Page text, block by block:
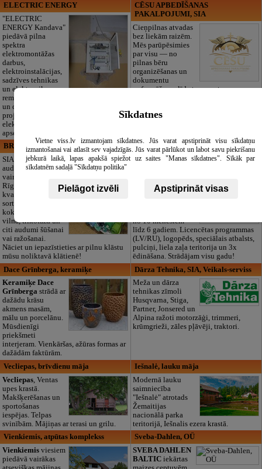
ELECTRIC ENERGY
"ELECTRIC
ENERGY Kandava"
piedāvā pilna
spektra
elektromontāžas
darbus,
elektroinstalācijas,
sadzīves tehnikas
un elektronikas
remontu, vājstrāvas
un drošības sistēmu izbūvi, kā arī
projektēšanu, mērījumus un
elektrosaimniecības drošības riskus
apsekošanu.
CĒSU APBEDĪŠANAS
PAKALPOJUMI, SIA
Cieņpilnas atvadas
bez liekām raizēm.
Mēs parūpēsimies
par visu — no
pilnas bēru
organizēšanas un
dokumentu
noformēšanas līdz transportam un
tautiskās segas aizgājēja piemiņas
BRISTOLS ES, SIA
SIA "Bristols ES"
audumu outlet un
vairumtirdzniecība
Rīgā. Plašs un
kvalitatīvs tekstila
sortiments:
kokvilna, lins, zīds,
vilna, trikotāža un
citi audumi šūšanai
vai ražošanai.
Nāciet un iepazīstieties ar pilnu klāstu
mūsu noliktavā klātienē!
Maza Rasiņa, privātā pirmsskolas
izglītības iestāde
“Maza Rasiņa” –
privātais bērnudārzs
no 10 mēnešiem
līdz 6 gadiem. Licencētas programmas
(LV/RU), logopēds, speciālais atbalsts,
pulciņi, liela zaļa teritorija un 3x
ēdināšana. Strādājam visu gadu!
Dace Grīnberga, keramiķe
Keramiķe Dace
Grīnberga strādā ar
dažādu krāsu
akmens masām,
mālu un porcelānu.
Mūsdienīgi
priekšmeti
interjeram. Vienkāršas, ažūras formas ar
dažādām faktūrām.
Dārza Tehnika, SIA, Veikals-serviss
Meža un dārza
tehnikas zīmoli
Husqvarna, Stiga,
Partner, Jonsered un
Alpina ražoti motorzāģi, trimmeri,
krūmgrieži, zāles pļāvēji, traktori.
Vecliepas, brīvdienu māja
Vecliepas, Ventas
upes krastā.
Makšķerēšanas un
sportošanas
iespējas. Telpas
svinībām. Mājiņas ar terasi un grilu.
Iešnalė, lauku māja
Modernā lauku
saimniecība
"Iešnalė" atrotads
Žemaitijas
nacionālā parka
teritorijā, Iešnalis ezera krastā.
Vienkiemis, atpūtas komplekss
Vienkiemisviesiem
piedāvā vairākas
Sveba-Dahlen, OÜ
SVEBA DAHLEN
BALTIC iekārtas
Sīkdatnes
Vietne viss.lv izmantojam sīkdatnes. Jūs varat apstiprināt visu sīkdatņu
izmantošanai vai atlasīt sev vajadzīgās. Jūs varat pārlūkot un labot savu piekrišanu
jebkurā laikā, lapas apakšā spiežot uz saites "Manas sīkdatnes". Sīkāk par
sīkdatnēm sadaļā "Sīkdatņu politika"
Pielāgot izvēli Apstiprināt visas